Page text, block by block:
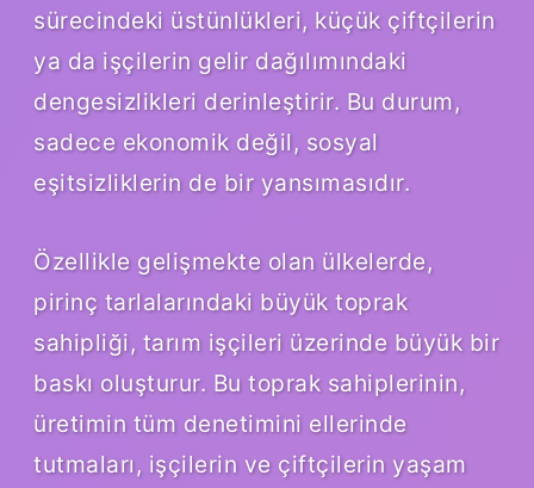
sürecindeki üstünlükleri, küçük çiftçilerin
ya da işçilerin gelir dağılımındaki
dengesizlikleri derinleştirir. Bu durum,
sadece ekonomik değil, sosyal
eşitsizliklerin de bir yansımasıdır.
Özellikle gelişmekte olan ülkelerde,
pirinç tarlalarındaki büyük toprak
sahipliği, tarım işçileri üzerinde büyük bir
baskı oluşturur. Bu toprak sahiplerinin,
üretimin tüm denetimini ellerinde
tutmaları, işçilerin ve çiftçilerin yaşam